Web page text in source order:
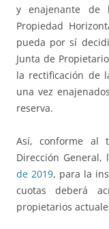
y enajenante de
Propiedad
pueda por sí
Junta de
la rectificación de
una vez
reserva.
Así, conforme al
Dirección General,
de 2019, para la
cuotas deberá
propietarios